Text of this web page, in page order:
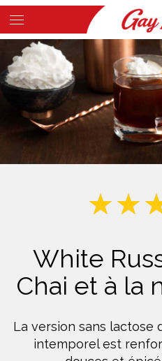
Skip
to
main
content
Main
Content
White
Chai et à la
La version sans lactose
intemporel est